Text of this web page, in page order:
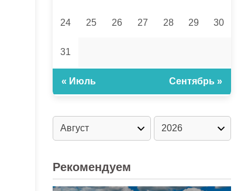
24 25 26 27 28 29 30
31
« Июль Сентябрь »
Рекомендуем